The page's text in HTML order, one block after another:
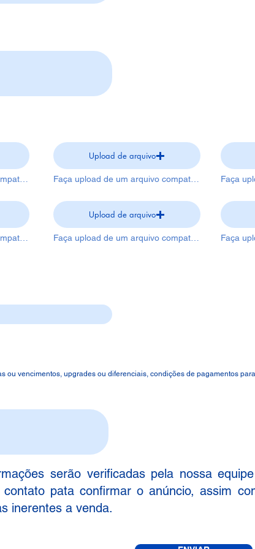
Upload de arquivo
Upload de arquivo
ou vencimentos, upgrades ou diferenciais, condições de pagamentos
serão verificadas pela nossa
pata confirmar o anúncio, assim
inerentes a venda.